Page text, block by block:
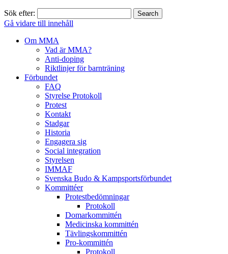
Sök efter:
Gå vidare till innehåll
Om MMA
Vad är MMA?
Anti-doping
Riktlinjer för barnträning
Förbundet
FAQ
Styrelse Protokoll
Protest
Kontakt
Stadgar
Historia
Engagera sig
Social integration
Styrelsen
IMMAF
Svenska Budo & Kampsportsförbundet
Kommittéer
Protestbedömningar
Protokoll
Domarkommittén
Medicinska kommittén
Tävlingskommittén
Pro-kommittén
Protokoll